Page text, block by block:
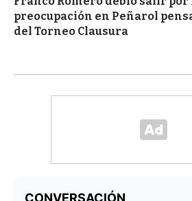
preocupación en Peñarol
del Torneo Clausura